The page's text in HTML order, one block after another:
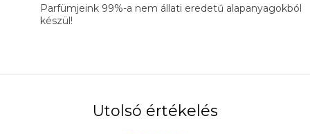
Parfümjeink 99%-a nem állati eredetű alapanyagokból
készül!
Utolsó értékelés